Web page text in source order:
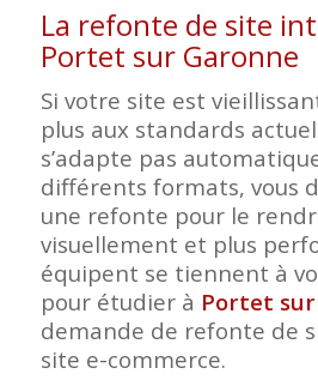
La refonte de site
Portet sur Garonne
Si votre site est
plus aux standards
s’adapte pas
différents formats, vous
une refonte pour le
visuellement et plus
équipent se tiennent à
pour étudier à Portet
demande de refonte de
site e-commerce.